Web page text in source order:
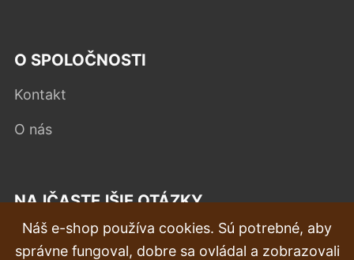
O SPOLOČNOSTI
Kontakt
O nás
NAJČASTEJŠIE OTÁZKY
Reklamácia
Náš e-shop používa cookies. Sú potrebné, aby
správne fungoval, dobre sa ovládal a zobrazovali